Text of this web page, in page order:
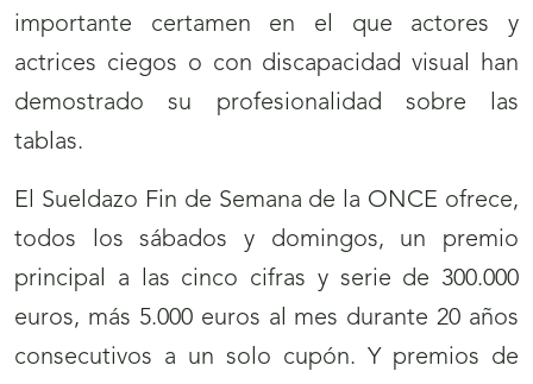
importante certamen en el que actores y
actrices ciegos o con discapacidad visual han
demostrado su profesionalidad sobre las
tablas.
El Sueldazo Fin de Semana de la ONCE ofrece,
todos los sábados y domingos, un premio
principal a las cinco cifras y serie de 300.000
euros, más 5.000 euros al mes durante 20 años
consecutivos a un solo cupón. Y premios de